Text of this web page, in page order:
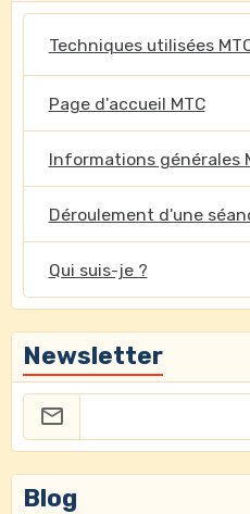
Techniques utilisées
Page d'accueil MTC
Informations générales
Déroulement d'une
Qui suis-je ?
Newsletter
Blog